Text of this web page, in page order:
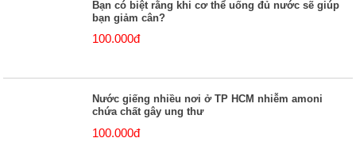
Bạn có biệt rằng khi cơ thể uống đủ nước sẽ giúp
bạn giảm cân?
100.000đ
Nước giếng nhiều nơi ở TP HCM nhiễm amoni
chứa chất gây ung thư
100.000đ